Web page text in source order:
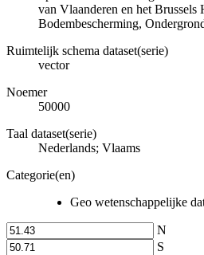
van Vlaanderen en het
Bodembescherming,
Ruimtelijk schema dataset(serie)
vector
Noemer
50000
Taal dataset(serie)
Nederlands; Vlaams
Categorie(en)
Geo wetenschappelijke
N
S